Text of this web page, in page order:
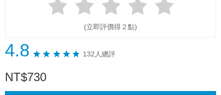
(立即評價得２點)
4.8 132人總評
NT$730